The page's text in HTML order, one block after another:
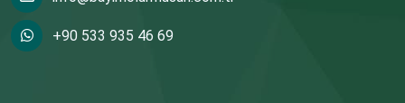
+90 533 935 46 69